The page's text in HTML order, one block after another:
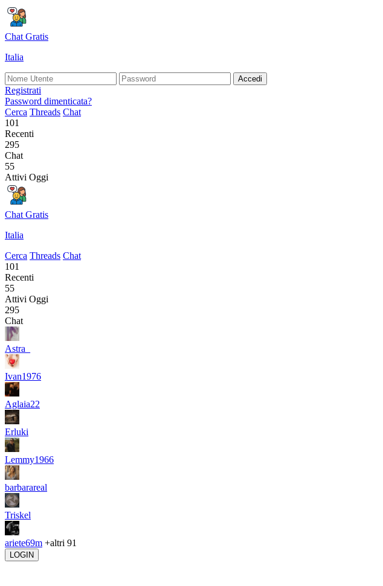
Chat Gratis
Italia
Accedi
Registrati
Password dimenticata?
Cerca Threads Chat
101
Recenti
295
Chat
55
Attivi Oggi
Chat Gratis
Italia
Cerca Threads Chat
101
Recenti
55
Attivi Oggi
295
Chat
Astra_
Ivan1976
Aglaia22
Erluki
Lemmy1966
barbarareal
Triskel
ariete69m +altri 91
LOGIN